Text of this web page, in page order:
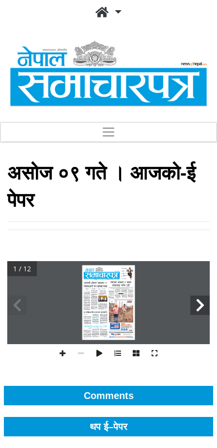
असोज ०९ गते । आजको-ई
पेपर
1 / 12
Comments
थप ई–पेपर